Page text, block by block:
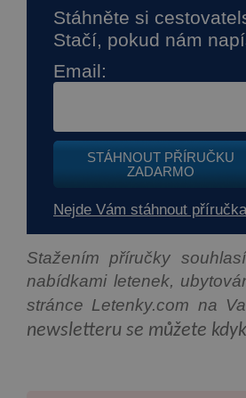
Stáhněte si
Stačí, pokud nám
Email:
STÁHNOUT PŘÍRUČKU
ZADARMO
Nejde Vám stáhnout
Stažením příručky
nabídkami letenek,
stránce Letenky.com na
newsletteru se můžete